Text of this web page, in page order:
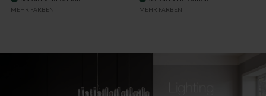
MEHR FARBEN
MEHR FARBEN